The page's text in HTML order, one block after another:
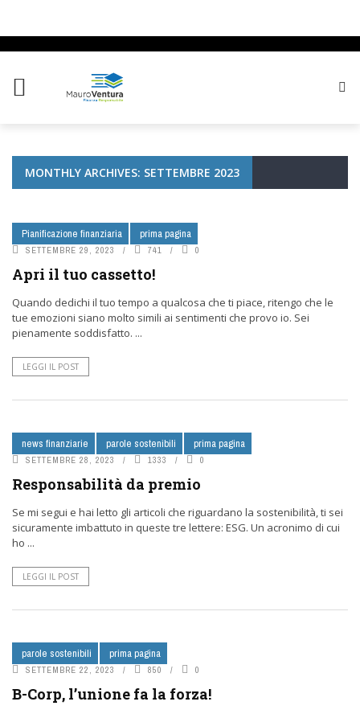
MONTHLY ARCHIVES: SETTEMBRE 2023
Pianificazione finanziaria prima pagina
SETTEMBRE 29, 2023 741 0
Apri il tuo cassetto!
Quando dedichi il tuo tempo a qualcosa che ti piace, ritengo che le
tue emozioni siano molto simili ai sentimenti che provo io. Sei
pienamente soddisfatto. ...
LEGGI IL POST
news finanziarie parole sostenibili prima pagina
SETTEMBRE 28, 2023 1333 0
Responsabilità da premio
Se mi segui e hai letto gli articoli che riguardano la sostenibilità, ti sei
sicuramente imbattuto in queste tre lettere: ESG. Un acronimo di cui
ho ...
LEGGI IL POST
parole sostenibili prima pagina
SETTEMBRE 22, 2023 850 0
B-Corp, l’unione fa la forza!